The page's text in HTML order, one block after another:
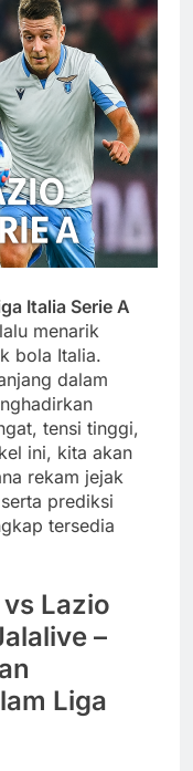
Italia Serie A
menarik
bola Italia.
dalam
tensi tinggi,
ini, kita akan
rekam jejak
prediksi
tersedia
Lazio
–
Liga